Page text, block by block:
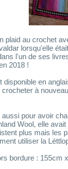
plaid au crochet
lorsqu'elle
l'un de ses
2018 !
disponible en
crocheter à
pour avoir
Wool, elle
plus mais les
utiliser la
bordure : 155cm